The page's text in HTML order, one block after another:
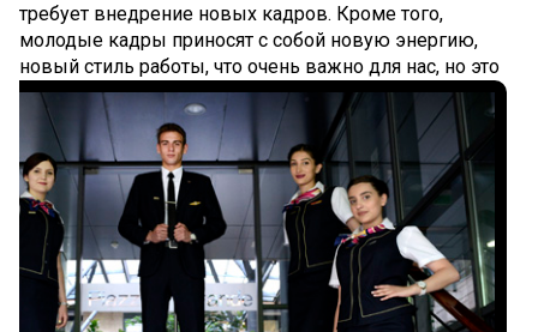
Новости
Блог
Часто задаваемые вопросы
Kонтакты
Услуги
Онлайн-сервисы
требует внедрение новых кадров. Кроме того,
молодые кадры приносят с собой новую энергию,
новый стиль работы, что очень важно для нас, но это